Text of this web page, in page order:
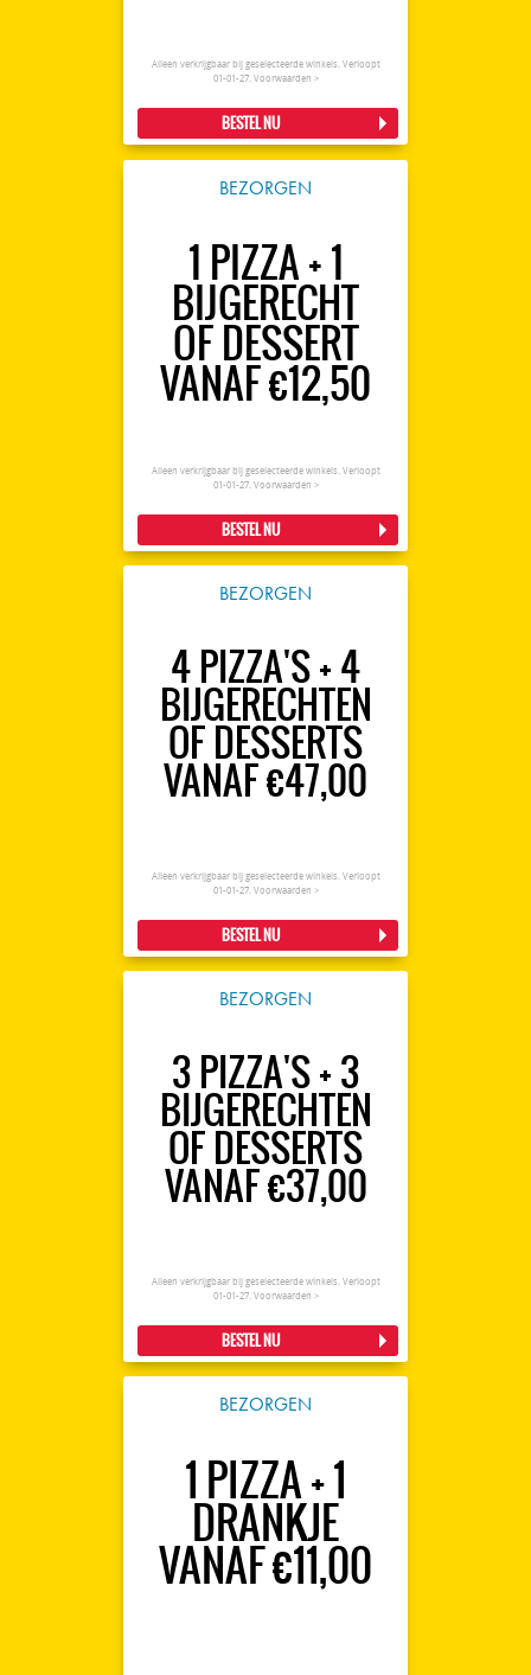
Alleen verkrijgbaar bij geselecteerde winkels. Verloopt
01-01-27. Voorwaarden >
BESTEL NU
BEZORGEN
1 PIZZA + 1
BIJGERECHT
OF DESSERT
VANAF €12,50
Alleen verkrijgbaar bij geselecteerde winkels. Verloopt
01-01-27. Voorwaarden >
BESTEL NU
BEZORGEN
4 PIZZA'S + 4
BIJGERECHTEN
OF DESSERTS
VANAF €47,00
Alleen verkrijgbaar bij geselecteerde winkels. Verloopt
01-01-27. Voorwaarden >
BESTEL NU
BEZORGEN
3 PIZZA'S + 3
BIJGERECHTEN
OF DESSERTS
VANAF €37,00
Alleen verkrijgbaar bij geselecteerde winkels. Verloopt
01-01-27. Voorwaarden >
BESTEL NU
BEZORGEN
1 PIZZA + 1
DRANKJE
VANAF €11,00